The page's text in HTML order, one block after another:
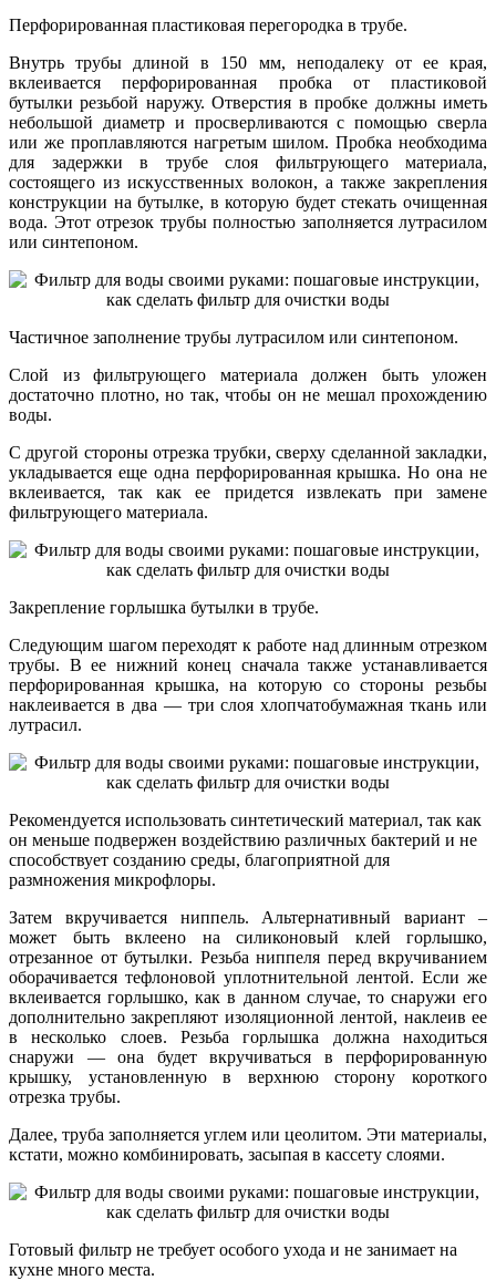
Перфорированная пластиковая перегородка в трубе.
Внутрь трубы длиной в 150 мм, неподалеку от ее края,
вклеивается перфорированная пробка от пластиковой
бутылки резьбой наружу. Отверстия в пробке должны иметь
небольшой диаметр и просверливаются с помощью сверла
или же проплавляются нагретым шилом. Пробка необходима
для задержки в трубе слоя фильтрующего материала,
состоящего из искусственных волокон, а также закрепления
конструкции на бутылке, в которую будет стекать очищенная
вода. Этот отрезок трубы полностью заполняется лутрасилом
или синтепоном.
Частичное заполнение трубы лутрасилом или синтепоном.
Слой из фильтрующего материала должен быть уложен
достаточно плотно, но так, чтобы он не мешал прохождению
воды.
С другой стороны отрезка трубки, сверху сделанной закладки,
укладывается еще одна перфорированная крышка. Но она не
вклеивается, так как ее придется извлекать при замене
фильтрующего материала.
Закрепление горлышка бутылки в трубе.
Следующим шагом переходят к работе над длинным отрезком
трубы. В ее нижний конец сначала также устанавливается
перфорированная крышка, на которую со стороны резьбы
наклеивается в два — три слоя хлопчатобумажная ткань или
лутрасил.
Рекомендуется использовать синтетический материал, так как
он меньше подвержен воздействию различных бактерий и не
способствует созданию среды, благоприятной для
размножения микрофлоры.
Затем вкручивается ниппель. Альтернативный вариант –
может быть вклеено на силиконовый клей горлышко,
отрезанное от бутылки. Резьба ниппеля перед вкручиванием
оборачивается тефлоновой уплотнительной лентой. Если же
вклеивается горлышко, как в данном случае, то снаружи его
дополнительно закрепляют изоляционной лентой, наклеив ее
в несколько слоев. Резьба горлышка должна находиться
снаружи — она будет вкручиваться в перфорированную
крышку, установленную в верхнюю сторону короткого
отрезка трубы.
Далее, труба заполняется углем или цеолитом. Эти материалы,
кстати, можно комбинировать, засыпая в кассету слоями.
Готовый фильтр не требует особого ухода и не занимает на
кухне много места.